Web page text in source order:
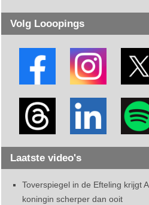
Volg Looopings
Laatste video's
Toverspiegel in de Efteling krijgt
koningin scherper dan ooit